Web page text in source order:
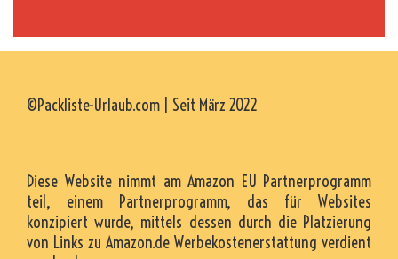
©Packliste-Urlaub.com | Seit März 2022
Diese Website nimmt am Amazon EU Partnerprogramm
teil, einem Partnerprogramm, das für Websites
konzipiert wurde, mittels dessen durch die Platzierung
von Links zu Amazon.de Werbekostenerstattung verdient